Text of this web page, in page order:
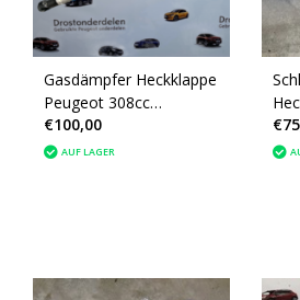
Gasdämpfer Heckklappe
Peugeot 308cc
Cabriodach 8446J6
€100,00
AUF LAGER